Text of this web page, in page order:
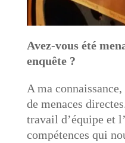
Avez-vous été
enquête ?
A ma
de menaces
travail d’équipe et
compétences qui